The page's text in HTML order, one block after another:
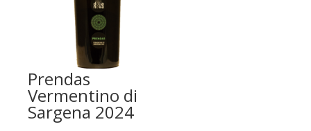
Prendas
Vermentino di
Sargena 2024